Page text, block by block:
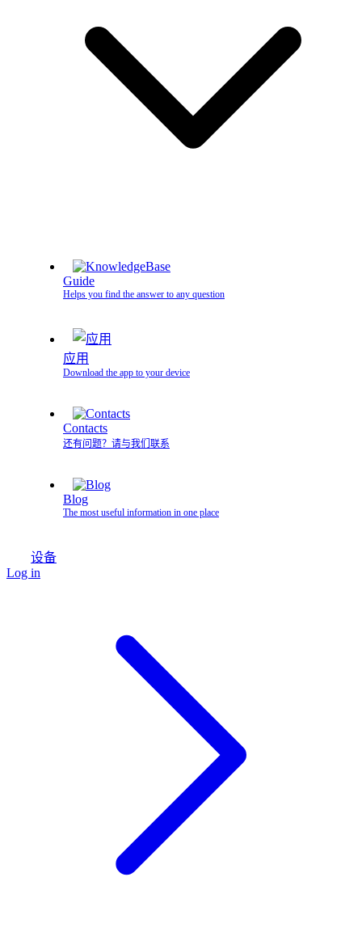
Guide
Helps you find the answer to any question
应用
Download the app to your device
Contacts
还有问题？请与我们联系
Blog
The most useful information in one place
设备
Log in